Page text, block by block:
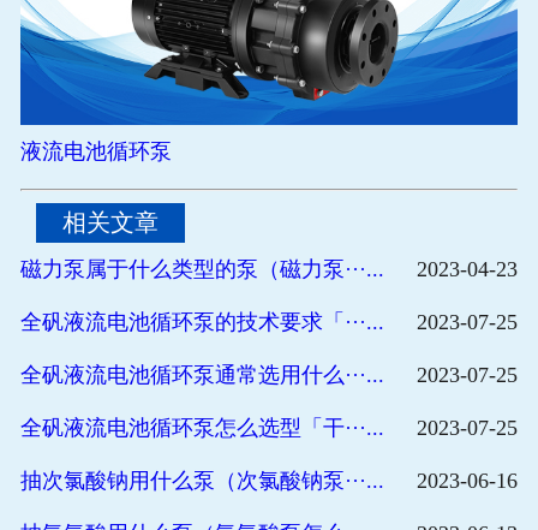
液流电池循环泵
相关文章
磁力泵属于什么类型的泵（磁力泵···... 2023-04-23
全矾液流电池循环泵的技术要求「···... 2023-07-25
全矾液流电池循环泵通常选用什么···... 2023-07-25
全矾液流电池循环泵怎么选型「干···... 2023-07-25
抽次氯酸钠用什么泵（次氯酸钠泵···... 2023-06-16